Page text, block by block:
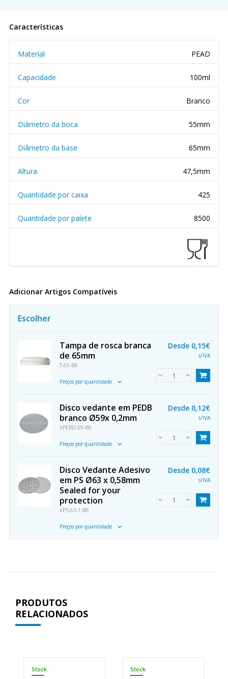
Características
Material PEAD
Capacidade 100ml
Cor Branco
Diâmetro da boca 55mm
Diâmetro da base 65mm
Altura 47,5mm
Quantidade por caixa 425
Quantidade por palete 8500
Adicionar Artigos Compatíveis
Escolher
Tampa de rosca branca
de 65mm
T-65-BR
Preços por quantidade
Desde 0,15€
s/IVA
Disco vedante em PEDB
branco Ø59x 0,2mm
VPEBD-59-BR
Preços por quantidade
Desde 0,12€
s/IVA
Disco Vedante Adesivo
em PS Ø63 x 0,58mm
Sealed for your
protection
VPS-63-1-BR
Preços por quantidade
Desde 0,08€
s/IVA
PRODUTOS
RELACIONADOS
Stock Stock